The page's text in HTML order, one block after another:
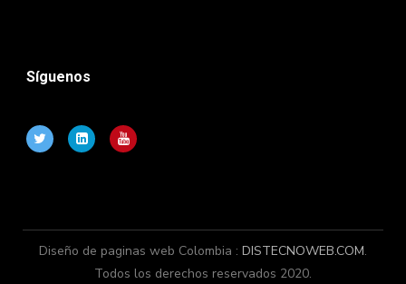
Síguenos
Diseño de paginas web Colombia : DISTECNOWEB.COM.
Todos los derechos reservados 2020.